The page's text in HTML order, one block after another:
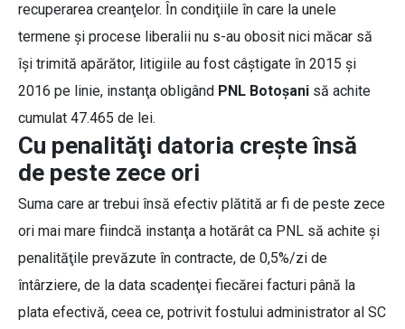
recuperarea creanţelor. În condiţiile în care la unele
termene şi procese liberalii nu s-au obosit nici măcar să
îşi trimită apărător, litigiile au fost câştigate în 2015 şi
2016 pe linie, instanţa obligând PNL Botoşani să achite
cumulat 47.465 de lei.
Cu penalităţi datoria creşte însă
de peste zece ori
Suma care ar trebui însă efectiv plătită ar fi de peste zece
ori mai mare fiindcă instanţa a hotărât ca PNL să achite şi
penalităţile prevăzute în contracte, de 0,5%/zi de
întârziere, de la data scadenţei fiecărei facturi până la
plata efectivă, ceea ce, potrivit fostului administrator al SC